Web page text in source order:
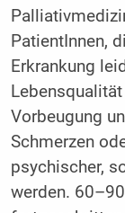
PatientInnen,
Erkrankung
Vorbeugung
Schmerzen
psychischer,
werden.